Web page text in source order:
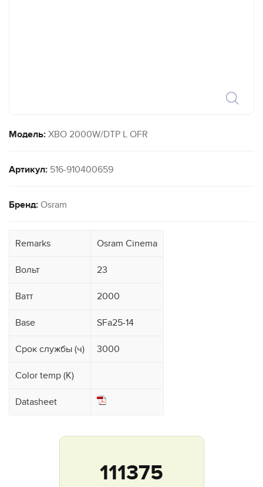
Модель: XBO 2000W/DTP L OFR
Артикул: 516-910400659
Бренд: Osram
Remarks Osram Cinema
Вольт 23
Ватт 2000
Base SFa25-14
Срок службы (ч) 3000
Color temp (K)
Datasheet
111375